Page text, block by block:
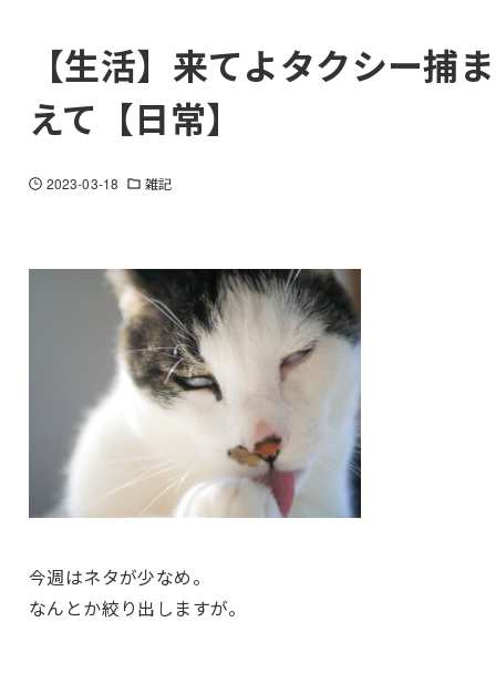
【生活】来てよタクシー捕ま
えて【日常】
2023-03-18 雑記
今週はネタが少なめ。
なんとか絞り出しますが。